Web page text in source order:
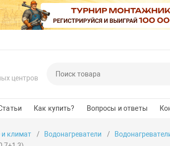
центров
Как купить? Вопросы и ответы
климат Водонагреватели